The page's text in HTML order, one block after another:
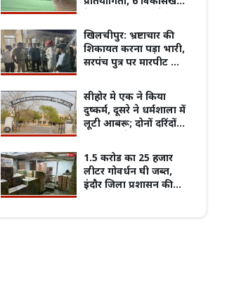
7 अगस्त
प्राइवेट बस
प्रदेश का सबसे पुराना GRMC बनेगा मध्य प्रदेश
की पहली मेडिकल यूनिवर्सिटी
दिखाई प्रतिभा
खिलचीपुर: भ्रष्टाचार की
शिकायत करना पड़ा भारी,
सरपंच पुत्र पर मारपीट का
सीहोर मे एक ने किया
दुष्कर्म, दूसरे ने धर्मशाला में
लूटी आबरू; दोनों दरिंदों
1.5 करोड का 25 हजार
लीटर गोवर्धन घी जब्त,
इंदौर जिला प्रशासन की